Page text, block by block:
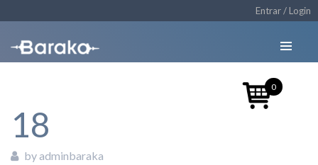
Entrar / Login
18
by adminbaraka
0